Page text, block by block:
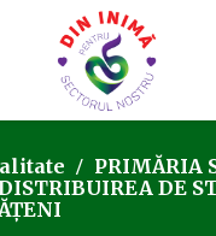
PRIMĂRIA
DE